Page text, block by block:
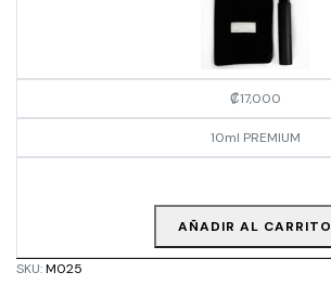
₡17,000
10ml PREMIUM
AÑADIR AL CARRITO
SKU:M025